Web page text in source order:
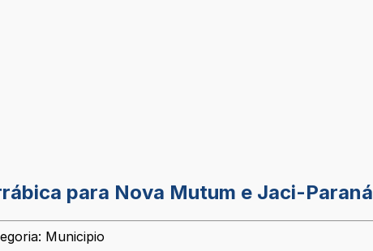
para Nova Mutum e Jaci-Paraná
Municipio